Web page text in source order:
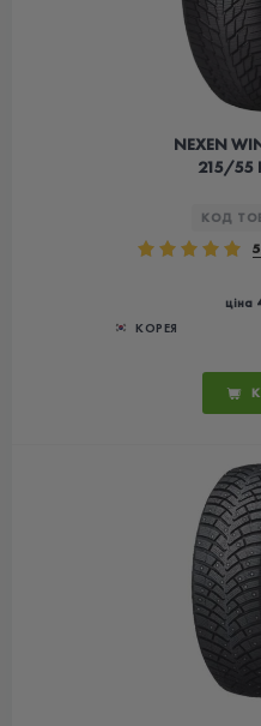
NEXEN
215/55
КОД
ціна
КОРЕЯ